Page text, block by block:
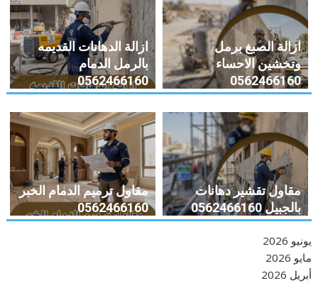
ازالة الصبغ برمل
وتخشين الاحساء
0562466160
ازالة الدهانات القديمه
بالرمل الدمام
0562466160
مقاول تقشير دهانات
بالجبيل 0562466160
مقاول ترميم الدمام الخبر
0562466160
يونيو 2026
مايو 2026
أبريل 2026